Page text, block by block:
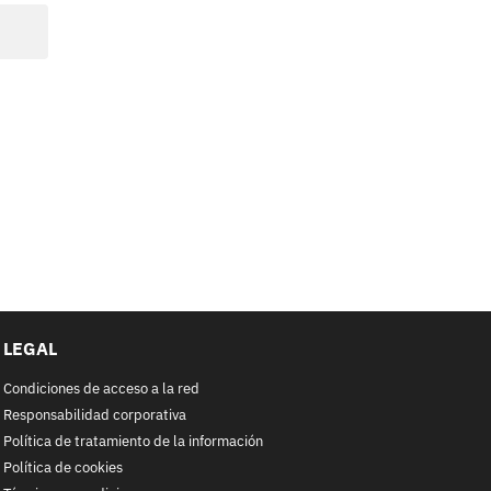
LEGAL
Condiciones de acceso a la red
Responsabilidad corporativa
Política de tratamiento de la información
Política de cookies